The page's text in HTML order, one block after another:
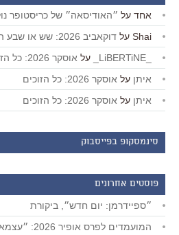
אחד על ״האודיסאה״ של כריסטופר
Shai על דוקאביב 2026: שש או שבע המלצות
על אוסקר 2026: כל הזוכים
איתן על אוסקר 2026: כל הזוכים
איתן על אוסקר 2026: כל הזוכים
סינמסקופ בפייסבוק
פוסטים אחרונים
״ספיידרמן: יום חדש״, ביקורת
המועמדים לפרס אופיר 2026: ״עצמאות״ מוביל